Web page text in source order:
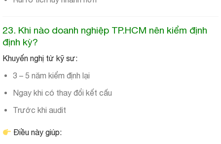
23. Khi nào doanh nghiệp TP.HCM nên kiểm định
định kỳ?
Khuyến nghị từ kỹ sư:
3 – 5 năm kiểm định lại
Ngay khi có thay đổi kết cấu
Trước khi audit
Điều này giúp: